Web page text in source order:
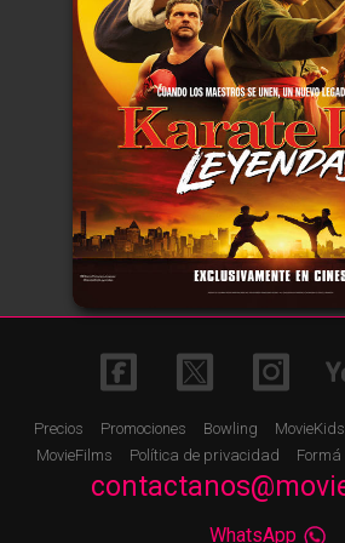
Precios Promociones Bowling MovieKids
MovieFilms
Política de privacidad
WhatsApp